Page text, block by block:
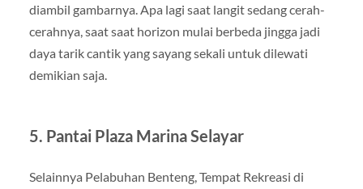
diambil gambarnya. Apa lagi saat langit sedang cerah-
cerahnya, saat saat horizon mulai berbeda jingga jadi
daya tarik cantik yang sayang sekali untuk dilewati
demikian saja.
5. Pantai Plaza Marina Selayar
Selainnya Pelabuhan Benteng, Tempat Rekreasi di